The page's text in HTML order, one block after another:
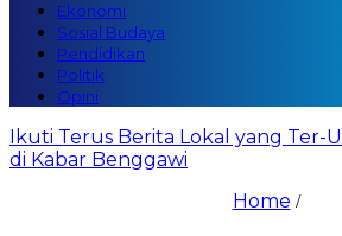
Ekonomi
Sosial Budaya
Pendidikan
Politik
Opini
Ikuti Terus Berita Lokal yang Ter-
di Kabar Benggawi
Home /